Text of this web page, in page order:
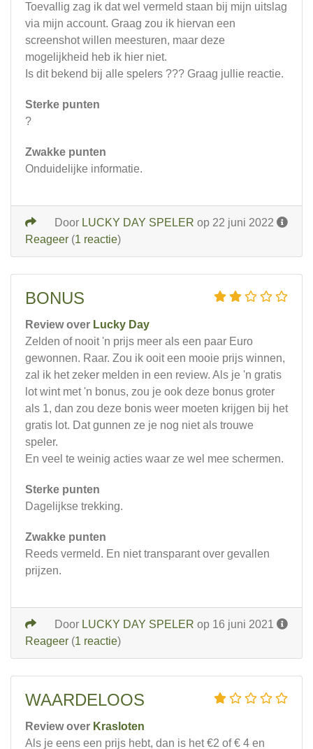
Toevallig zag ik dat wel vermeld staan bij mijn uitslag
via mijn account. Graag zou ik hiervan een
screenshot willen meesturen, maar deze
mogelijkheid heb ik hier niet.
Is dit bekend bij alle spelers ??? Graag jullie reactie.
Sterke punten
?
Zwakke punten
Onduidelijke informatie.
Door LUCKY DAY SPELER op 22 juni 2022
Reageer (1 reactie)
BONUS
Review over Lucky Day
Zelden of nooit 'n prijs meer als een paar Euro
gewonnen. Raar. Zou ik ooit een mooie prijs winnen,
zal ik het zeker melden in een review. Als je 'n gratis
lot wint met 'n bonus, zou je ook deze bonus groter
als 1, dan zou deze bonis weer moeten krijgen bij het
gratis lot. Dat gunnen ze je nog niet als trouwe
speler.
En veel te weinig acties waar ze wel mee schermen.
Sterke punten
Dagelijkse trekking.
Zwakke punten
Reeds vermeld. En niet transparant over gevallen
prijzen.
Door LUCKY DAY SPELER op 16 juni 2021
Reageer (1 reactie)
WAARDELOOS
Review over Krasloten
Als je eens een prijs hebt, dan is het €2 of € 4 en